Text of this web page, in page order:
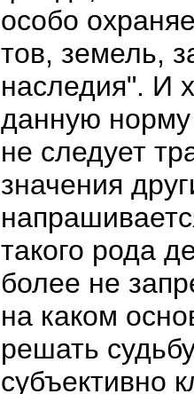
особо
тов, земель,
наследия". И
данную
не следует
значе­ния
такого рода
более не
на каком
решать
субъективно